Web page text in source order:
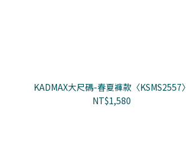
KADMAX大尺碼-春夏褲款〈KSMS2557〉
NT$1,580